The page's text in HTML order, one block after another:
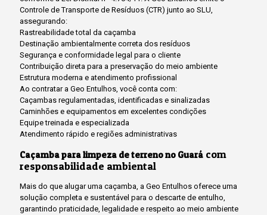
Controle de Transporte de Resíduos (CTR) junto ao SLU,
assegurando:
Rastreabilidade total da caçamba
Destinação ambientalmente correta dos resíduos
Segurança e conformidade legal para o cliente
Contribuição direta para a preservação do meio ambiente
Estrutura moderna e atendimento profissional
Ao contratar a Geo Entulhos, você conta com:
Caçambas regulamentadas, identificadas e sinalizadas
Caminhões e equipamentos em excelentes condições
Equipe treinada e especializada
Atendimento rápido e regiões administrativas
Caçamba para limpeza de terreno no Guará com
responsabilidade ambiental
Mais do que alugar uma caçamba, a Geo Entulhos oferece uma
solução completa e sustentável para o descarte de entulho,
garantindo praticidade, legalidade e respeito ao meio ambiente